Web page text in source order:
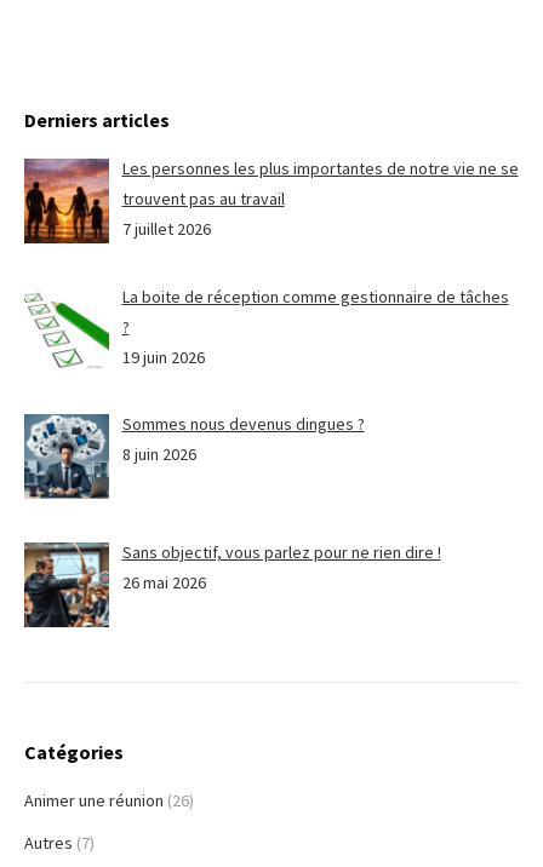
Derniers articles
Les personnes les plus importantes de notre vie ne se
trouvent pas au travail
7 juillet 2026
La boite de réception comme gestionnaire de tâches
?
19 juin 2026
Sommes nous devenus dingues ?
8 juin 2026
Sans objectif, vous parlez pour ne rien dire !
26 mai 2026
Catégories
Animer une réunion (26)
Autres (7)